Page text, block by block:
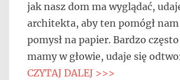
jak nasz dom ma wyglądać,
architekta, aby ten pomógł
pomysł na papier. Bardzo
mamy w głowie, udaje się
CZYTAJ DALEJ >>>